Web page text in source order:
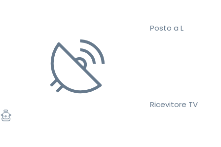
Posto a L
Ricevitore TV